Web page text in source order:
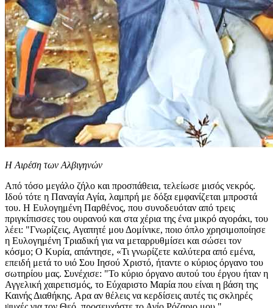
Η Αιρέση των Αλβιγηνών
Από τόσο μεγάλο ζήλο και προσπάθεια, τελείωσε μισός νεκρός.
Ιδού τότε η Παναγία Αγία, λαμπρή με δόξα εμφανίζεται μπροστά
του. Η Ευλογημένη Παρθένος, που συνοδευόταν από τρεις
πριγκίπισσες του ουρανού και στα χέρια της ένα μικρό αγοράκι, του
λέει: "Γνωρίζεις, Αγαπητέ μου Δομίνικε, ποιο όπλο χρησιμοποίησε
η Ευλογημένη Τριαδική για να μεταρρυθμίσει και σώσει τον
κόσμο; Ο Κυρία, απάντησε, «Τι γνωρίζετε καλύτερα από εμένα,
επειδή μετά το υιό Σου Ιησού Χριστό, ήταντε ο κύριος όργανο του
σωτηρίου μας. Συνέχισε: "Το κύριο όργανο αυτού του έργου ήταν η
Αγγελική χαιρετισμός, το Εύχαριστο Μαρία που είναι η βάση της
Καινής Διαθήκης. Αρα αν θέλεις να κερδίσεις αυτές τις σκληρές